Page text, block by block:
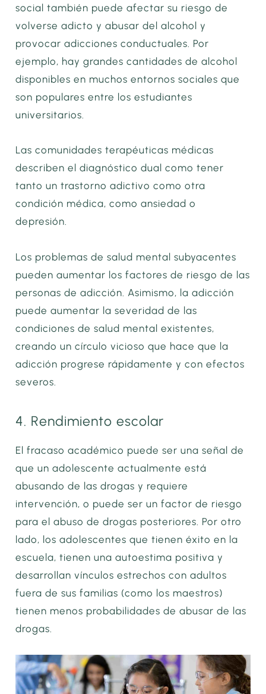
social también puede afectar su riesgo de
volverse adicto y abusar del alcohol y
provocar adicciones conductuales. Por
ejemplo, hay grandes cantidades de alcohol
disponibles en muchos entornos sociales que
son populares entre los estudiantes
universitarios.
Las comunidades terapéuticas médicas
describen el diagnóstico dual como tener
tanto un trastorno adictivo como otra
condición médica, como ansiedad o
depresión.
Los problemas de salud mental subyacentes
pueden aumentar los factores de riesgo de las
personas de adicción. Asimismo, la adicción
puede aumentar la severidad de las
condiciones de salud mental existentes,
creando un círculo vicioso que hace que la
adicción progrese rápidamente y con efectos
severos.
4. Rendimiento escolar
El fracaso académico puede ser una señal de
que un adolescente actualmente está
abusando de las drogas y requiere
intervención, o puede ser un factor de riesgo
para el abuso de drogas posteriores. Por otro
lado, los adolescentes que tienen éxito en la
escuela, tienen una autoestima positiva y
desarrollan vínculos estrechos con adultos
fuera de sus familias (como los maestros)
tienen menos probabilidades de abusar de las
drogas.